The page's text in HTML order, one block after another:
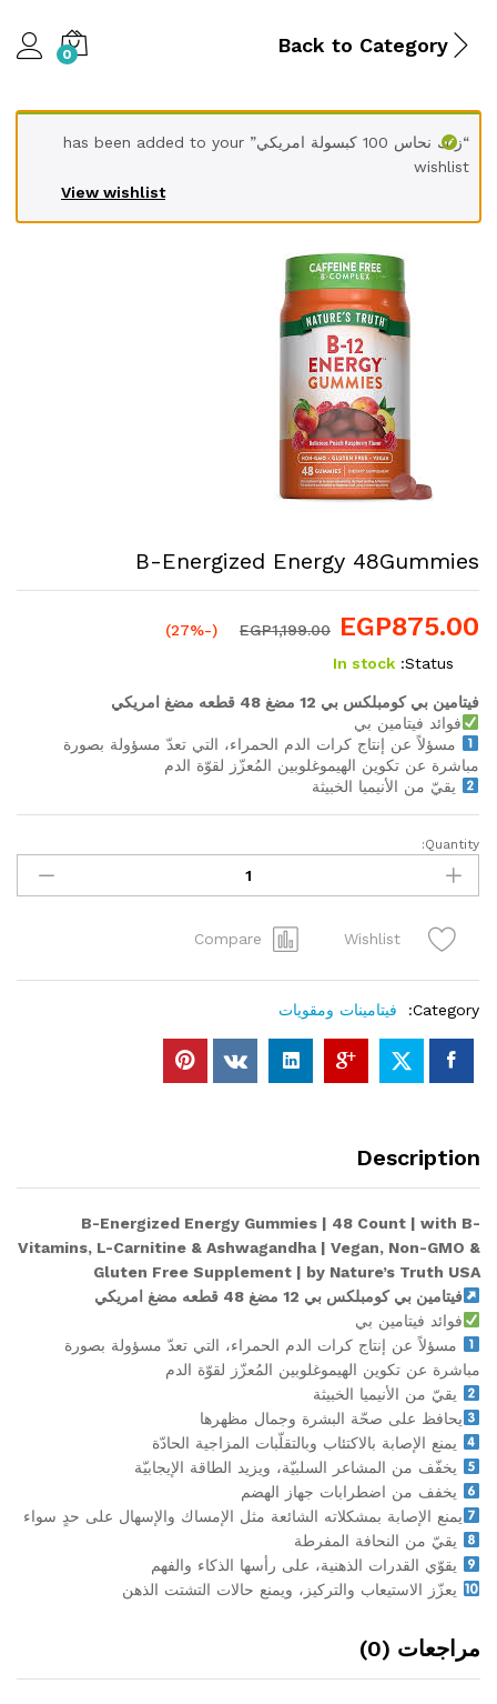
Back to Category
0
View wishlist
“زنك نحاس 100 كبسولة امريكي” has been added to your
wishlist
B-Energized Energy 48Gummies
EGP875.00
EGP1,199.00
(-27%)
Status:
In stock
فيتامين بي كومبلكس بي 12 مضغ 48 قطعه مضغ امريكي
فوائد فيتامين بي
مسؤلاً عن إنتاج كرات الدم الحمراء، التي تعدّ مسؤولة بصورة
مباشرة عن تكوين الهيموغلوبين المُعزّز لقوّة الدم
يقيّ من الأنيميا الخبيثة
B-
Energized
Energy
quantity
Quantity:
Wishlist
Compare
Category: فيتامينات ومقويات
Description
B-Energized Energy Gummies | 48 Count | with B-
Vitamins, L-Carnitine & Ashwagandha | Vegan, Non-GMO &
Gluten Free Supplement | by Nature’s Truth USA
فيتامين بي كومبلكس بي 12 مضغ 48 قطعه مضغ امريكي
فوائد فيتامين بي
مسؤلاً عن إنتاج كرات الدم الحمراء، التي تعدّ مسؤولة بصورة
مباشرة عن تكوين الهيموغلوبين المُعزّز لقوّة الدم
يقيّ من الأنيميا الخبيثة
يحافظ على صحّة البشرة وجمال مظهرها
يمنع الإصابة بالاكتئاب وبالتقلّبات المزاجية الحادّة
يخفّف من المشاعر السلبيّة، ويزيد الطاقة الإيجابيّة
يخفف من اضطرابات جهاز الهضم
يمنع الإصابة بمشكلاته الشائعة مثل الإمساك والإسهال على حدٍ سواء
يقيّ من النحافة المفرطة
يقوّي القدرات الذهنية، على رأسها الذكاء والفهم
يعزّز الاستيعاب والتركيز، ويمنع حالات التشتت الذهن
مراجعات (0)